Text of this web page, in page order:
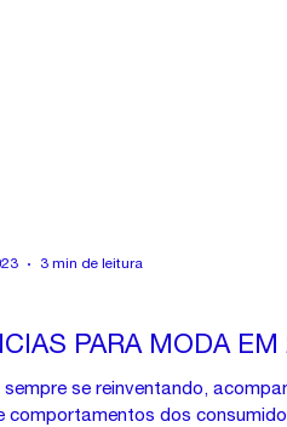
PARA MODA EM
se reinventando,
comportamentos dos
3 min de leitura